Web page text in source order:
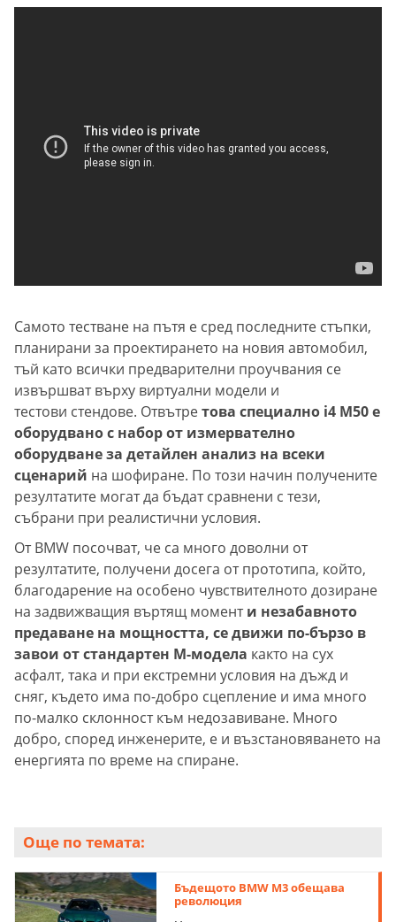
Самото тестване на пътя е сред последните стъпки,
планирани за проектирането на новия автомобил,
тъй като всички предварителни проучвания се
извършват върху виртуални модели и
тестови стендове. Отвътретова специално i4 M50 е
оборудвано с набор от измервателно
оборудване за детайлен анализ на всеки
сценарий на шофиране. По този начин получените
резултатите могат да бъдат сравнени с тези,
събрани при реалистични условия.
От BMW посочват, че са много доволни от
резултатите, получени досега от прототипа, който,
благодарение на особено чувствителното дозиране
на задвижващия въртящ моменти незабавното
предаване на мощността, се движи по-бързо в
завои от стандартен M-модела както на сух
асфалт, така и при екстремни условия на дъжд и
сняг, където има по-добро сцепление и има много
по-малко склонност към недозавиване. Много
добро, според инженерите, е и възстановяването на
енергията по време на спиране.
Още по темата:
Бъдещото BMW M3 обещава
революция